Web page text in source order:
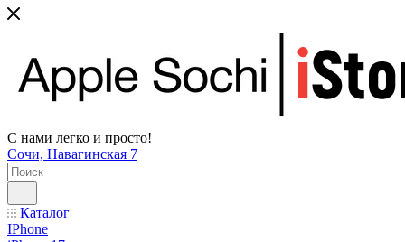
С нами легко и просто!
Сочи, Навагинская 7
Каталог
IPhone